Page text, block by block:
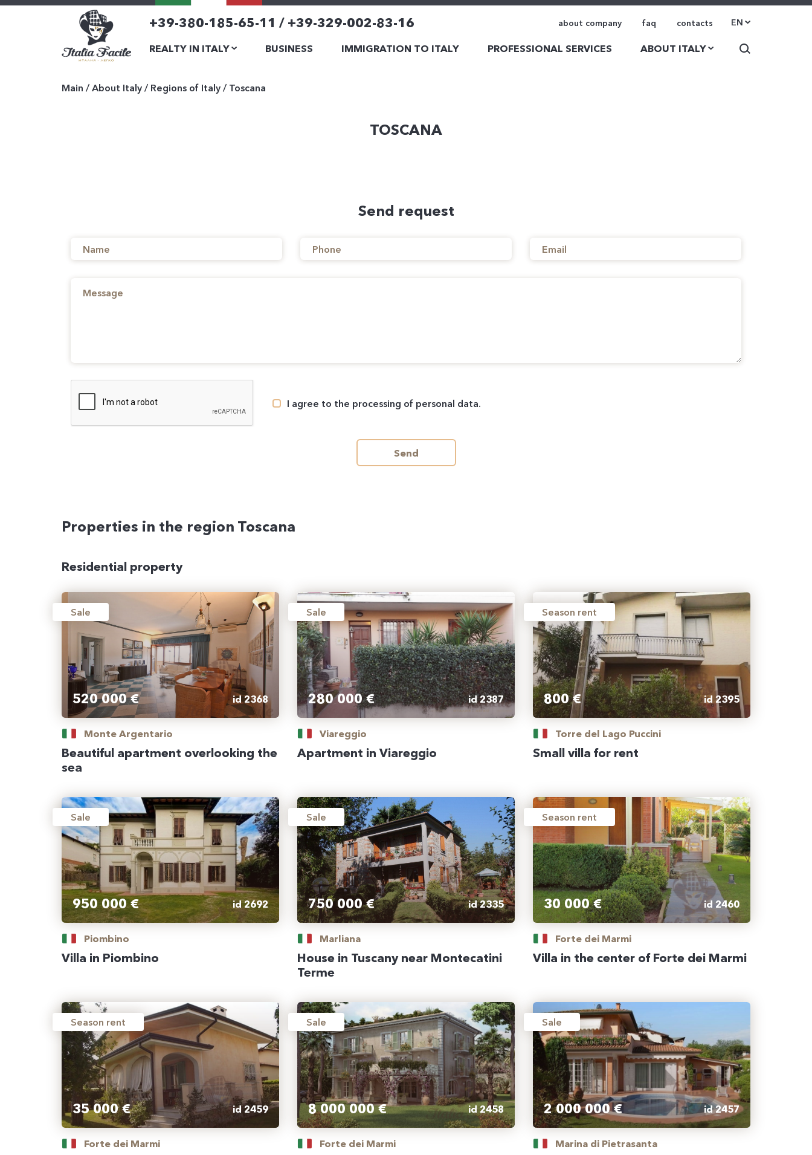
+39-380-185-65-11 / +39-329-002-83-16 about company faq contacts EN
REALTY IN ITALY BUSINESS IMMIGRATION TO ITALY PROFESSIONAL SERVICES ABOUT ITALY
Main / About Italy / Regions of Italy / Toscana
TOSCANA
Send request
I agree to the processing of personal data.
Send
Properties in the region Toscana
Residential property
Sale
520 000 € id 2368
Monte Argentario
Beautiful apartment overlooking the
sea
Sale
280 000 € id 2387
Viareggio
Apartment in Viareggio
Season rent
800 € id 2395
Torre del Lago Puccini
Small villa for rent
Sale
950 000 € id 2692
Piombino
Villa in Piombino
Sale
750 000 € id 2335
Marliana
House in Tuscany near Montecatini
Terme
Season rent
30 000 € id 2460
Forte dei Marmi
Villa in the center of Forte dei Marmi
Season rent
35 000 € id 2459
Forte dei Marmi
Sale
8 000 000 € id 2458
Forte dei Marmi
Sale
2 000 000 € id 2457
Marina di Pietrasanta